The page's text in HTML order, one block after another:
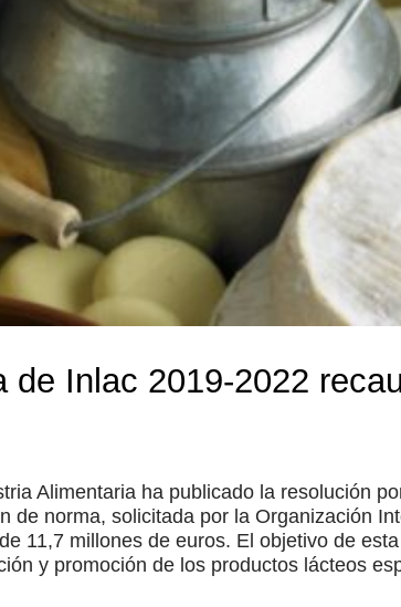
de Inlac 2019-2022
Alimentaria ha publicado la resolución
de norma, solicitada por la Organización
11,7 millones de euros. El objetivo de
y promoción de los productos lácteos